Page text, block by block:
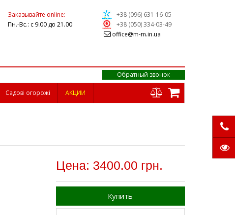
Заказывайте online:
Пн.-Вс.: с 9.00 до 21.00
+38 (096) 631-16-05
+38 (050) 334-03-49
office@m-m.in.ua
Обратный звонок
Садові огорожі АКЦИИ
Цена: 3400.00 грн.
Купить